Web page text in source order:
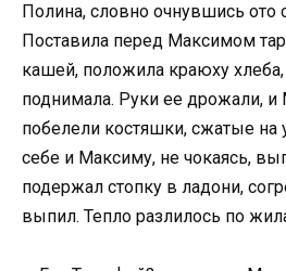
Полина, словно очнувшись ото
Поставила перед Максимом
кашей, положила краюху хлеба,
поднимала. Руки ее дрожали,
побелели костяшки, сжатые на
себе и Максиму, не чокаясь,
подержал стопку в ладони,
выпил. Тепло разлилось по